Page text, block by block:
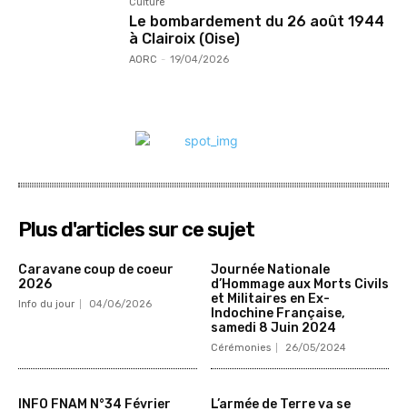
Le bombardement du 26 août 1944
à Clairoix (Oise)
AORC - 19/04/2026
Plus d'articles sur ce sujet
Caravane coup de coeur
2026
Info du jour 04/06/2026
Journée Nationale
d’Hommage aux Morts Civils
et Militaires en Ex-
Indochine Française,
samedi 8 Juin 2024
Cérémonies 26/05/2024
INFO FNAM N°34 Février
L’armée de Terre va se